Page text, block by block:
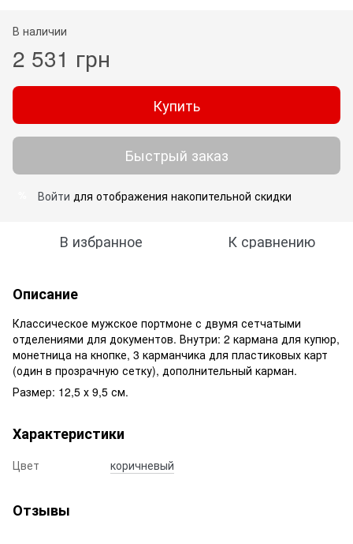
В наличии
2 531 грн
Купить
Быстрый заказ
Войти для отображения накопительной скидки
В избранное К сравнению
Описание
Классическое мужское портмоне с двумя сетчатыми
отделениями для документов. Внутри: 2 кармана для купюр,
монетница на кнопке, 3 карманчика для пластиковых карт
(один в прозрачную сетку), дополнительный карман.
Размер: 12,5 х 9,5 см.
Характеристики
Цвет коричневый
Отзывы